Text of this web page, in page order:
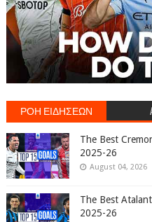
ΡΟΗ ΕΙΔΗΣΕΩΝ
The Best
2025-26
August 04, 2026
The Best
2025-26